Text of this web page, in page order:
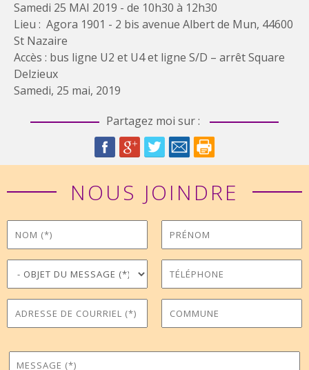
Samedi 25 MAI 2019 - de 10h30 à 12h30
Lieu : Agora 1901 - 2 bis avenue Albert de Mun, 44600
St Nazaire
Accès : bus ligne U2 et U4 et ligne S/D – arrêt Square
Delzieux
Samedi, 25 mai, 2019
Partagez moi sur :
NOUS JOINDRE
Nom*
Prénom
Objet du message *
Téléphone
Adresse de courriel*
Commune
Message*